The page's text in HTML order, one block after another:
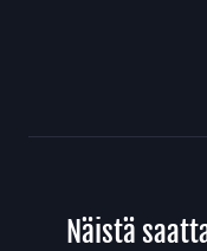
Näistä